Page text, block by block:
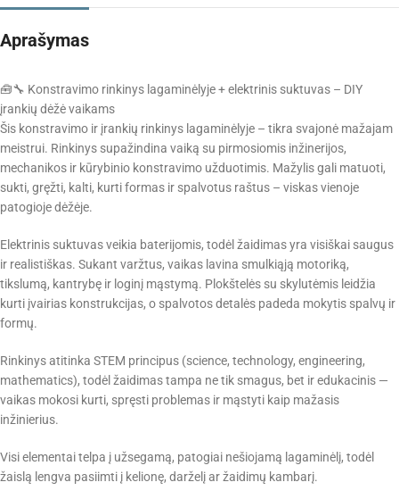
Aprašymas
🧰🔧 Konstravimo rinkinys lagaminėlyje + elektrinis suktuvas – DIY
įrankių dėžė vaikams
Šis konstravimo ir įrankių rinkinys lagaminėlyje – tikra svajonė mažajam
meistrui. Rinkinys supažindina vaiką su pirmosiomis inžinerijos,
mechanikos ir kūrybinio konstravimo užduotimis. Mažylis gali matuoti,
sukti, gręžti, kalti, kurti formas ir spalvotus raštus – viskas vienoje
patogioje dėžėje.
Elektrinis suktuvas veikia baterijomis, todėl žaidimas yra visiškai saugus
ir realistiškas. Sukant varžtus, vaikas lavina smulkiąją motoriką,
tikslumą, kantrybę ir loginį mąstymą. Plokštelės su skylutėmis leidžia
kurti įvairias konstrukcijas, o spalvotos detalės padeda mokytis spalvų ir
formų.
Rinkinys atitinka STEM principus (science, technology, engineering,
mathematics), todėl žaidimas tampa ne tik smagus, bet ir edukacinis —
vaikas mokosi kurti, spręsti problemas ir mąstyti kaip mažasis
inžinierius.
Visi elementai telpa į užsegamą, patogiai nešiojamą lagaminėlį, todėl
žaislą lengva pasiimti į kelionę, darželį ar žaidimų kambarį.